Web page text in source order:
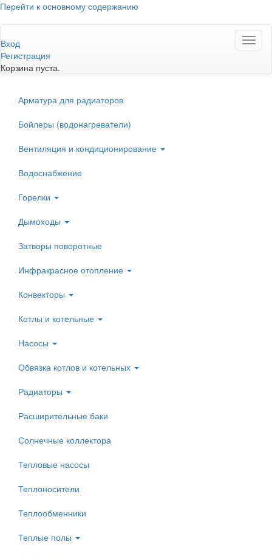
Перейти к основному содержанию
Вход
Регистрация
Корзина пуста.
Арматура для радиаторов
Бойлеры (водонагреватели)
Вентиляция и кондиционирование
Водоснабжение
Горелки
Дымоходы
Затворы поворотные
Инфракрасное отопление
Конвекторы
Котлы и котельные
Насосы
Обвязка котлов и котельных
Радиаторы
Расширительные баки
Солнечные коллектора
Тепловые насосы
Теплоносители
Теплообменники
Теплые полы